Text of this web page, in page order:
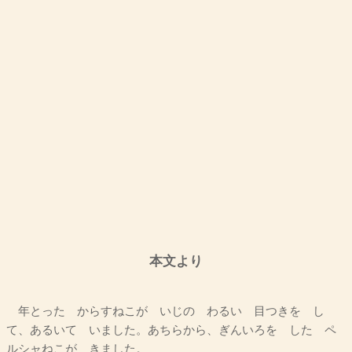
本文より
年とった からすねこが いじの わるい 目つきを し
て、あるいて いました。あちらから、ぎんいろを した ペ
ルシャねこが きました。